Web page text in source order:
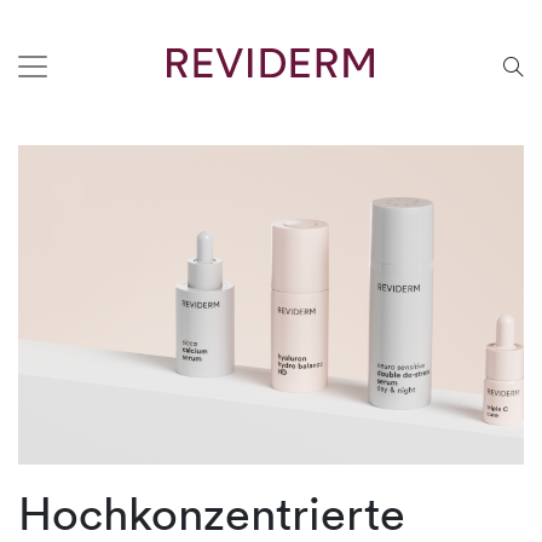
Hochkonzentrierte